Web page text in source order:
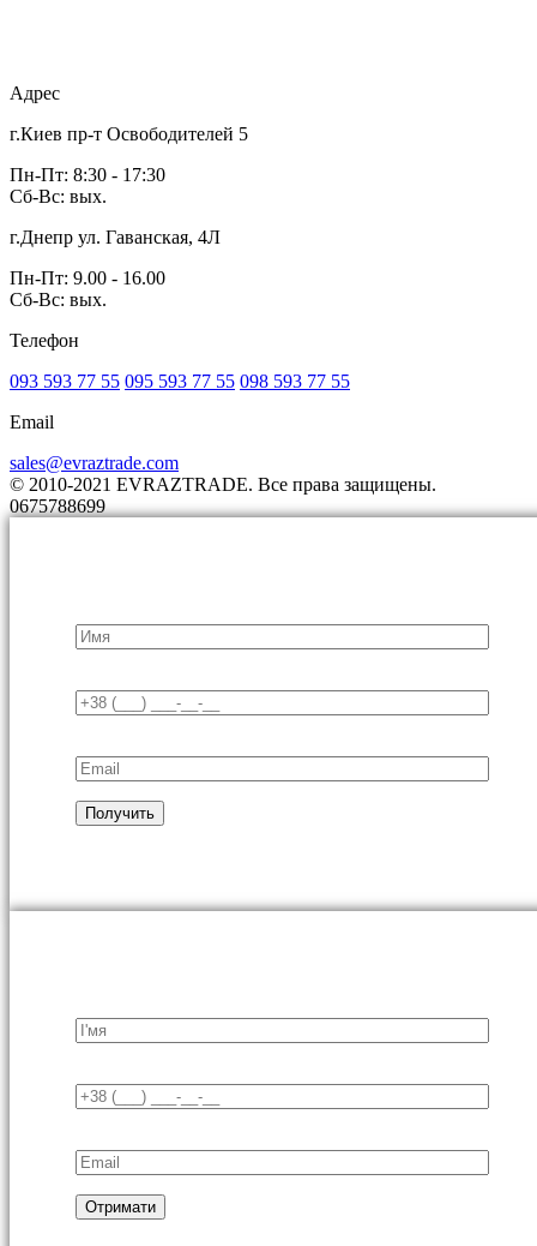
Адрес
г.Киев пр-т Освободителей 5
Пн-Пт: 8:30 - 17:30
Сб-Вс: вых.
г.Днепр ул. Гаванская, 4Л
Пн-Пт: 9.00 - 16.00
Сб-Вс: вых.
Телефон
093 593 77 55 095 593 77 55 098 593 77 55
Email
sales@evraztrade.com
© 2010-2021 EVRAZTRADE. Все права защищены.
0675788699